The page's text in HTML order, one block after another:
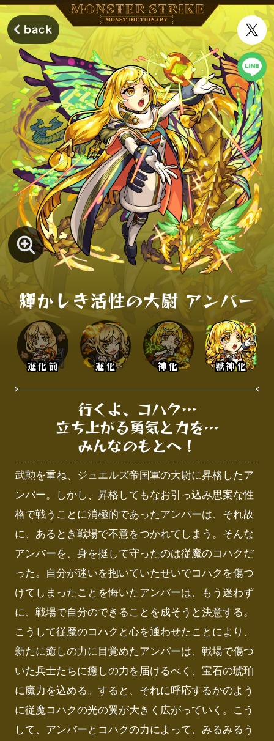
輝かしき活性の大尉 アンバー
進化前 進化 神化 獣神化
行くよ、コハク…
立ち上がる勇気と力を…
みんなのもとへ！
武勲を重ね、ジュエルズ帝国軍の大尉に昇格したア
ンバー。しかし、昇格してもなお引っ込み思案な性
格で戦うことに消極的であったアンバーは、それ故
に、あるとき戦場で不意をつかれてしまう。そんな
アンバーを、身を挺して守ったのは従魔のコハクだ
った。自分が迷いを抱いていたせいでコハクを傷つ
けてしまったことを悔いたアンバーは、もう迷わず
に、戦場で自分のできることを成そうと決意する。
こうして従魔のコハクと心を通わせたことにより、
新たに癒しの力に目覚めたアンバーは、戦場で傷つ
いた兵士たちに癒しの力を届けるべく、宝石の琥珀
に魔力を込める。すると、それに呼応するかのよう
に従魔コハクの光の翼が大きく広がっていく。こう
して、アンバーとコハクの力によって、みるみるう